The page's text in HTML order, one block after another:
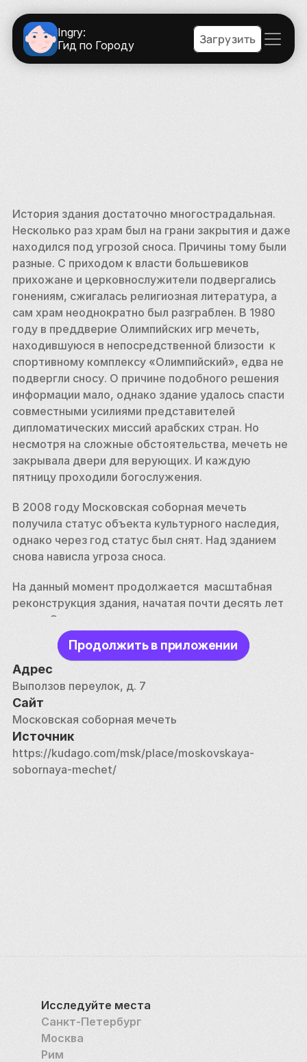
Ingry:
Гид по Городу
Загрузить
История здания достаточно многострадальная.
Несколько раз храм был на грани закрытия и даже
находился под угрозой сноса. Причины тому были
разные. С приходом к власти большевиков
прихожане и церковнослужители подвергались
гонениям, сжигалась религиозная литература, а
сам храм неоднократно был разграблен. В 1980
году в преддверие Олимпийских игр мечеть,
находившуюся в непосредственной близости  к
спортивному комплексу «Олимпийский», едва не
подвергли сносу. О причине подобного решения
информации мало, однако здание удалось спасти
совместными усилиями представителей
дипломатических миссий арабских стран. Но
несмотря на сложные обстоятельства, мечеть не
закрывала двери для верующих. И каждую
пятницу проходили богослужения.
В 2008 году Московская соборная мечеть
получила статус объекта культурного наследия,
однако через год статус был снят. Над зданием
снова нависла угроза сноса.
На данный момент продолжается  масштабная
реконструкция здания, начатая почти десять лет
назад. Ожидается, что после ее завершения
высота минаретов мечети будет достаточной,
чтобы ее можно было увидеть из Московского
Кремля.
Продолжить в приложении
Адрес
Выползов переулок, д. 7
Сайт
Московская соборная мечеть
Источник
https://kudago.com/msk/place/moskovskaya-
sobornaya-mechet/
Исследуйте места
Санкт-Петербург
Москва
Рим